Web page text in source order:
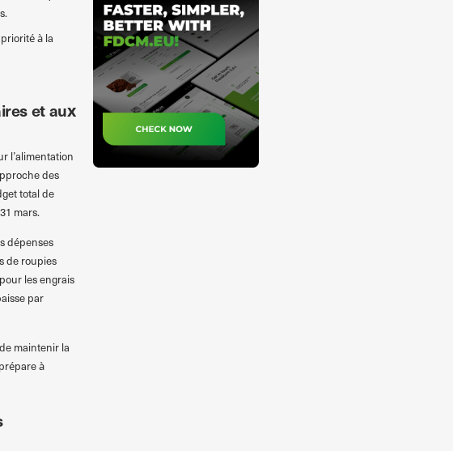
à la
et aux
l’alimentation
des
total de
mars.
dépenses
de roupies
les engrais
par
maintenir la
à